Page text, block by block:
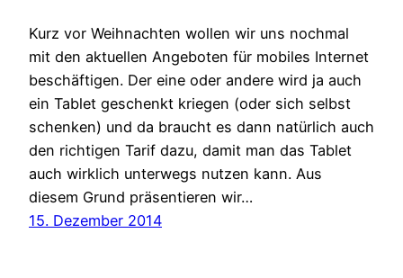
Kurz vor Weihnachten wollen wir uns nochmal
mit den aktuellen Angeboten für mobiles Internet
beschäftigen. Der eine oder andere wird ja auch
ein Tablet geschenkt kriegen (oder sich selbst
schenken) und da braucht es dann natürlich auch
den richtigen Tarif dazu, damit man das Tablet
auch wirklich unterwegs nutzen kann. Aus
diesem Grund präsentieren wir…
15. Dezember 2014